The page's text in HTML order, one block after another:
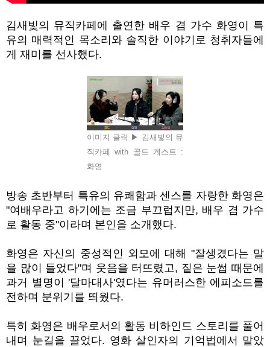
김새빛의 뮤직카페에 출연한 배우 겸 가수 화영이 특
유의 매력적인 목소리와 솔직한 이야기로 청취자들에
게 재미를 선사했다.
이미지 클릭 ▶ 김새빛의 뮤
직카페 with 골드 게스트 :
화영
방송 초반부터 특유의 유쾌함과 센스를 자랑한 화영은
"여배우라고 하기에는 조금 부끄럽지만, 배우 겸 가수
로 활동 중"이라며 본인을 소개했다.
화영은 자신의 중성적인 외모에 대해 "잘생겼다는 말
을 많이 들었다"며 웃음을 터뜨렸고, 짙은 눈썹 때문에
과거 별명이 '달마대사'였다는 유머러스한 에피소드를
전하며 분위기를 띄웠다.
특히 화영은 배우로서의 활동 비하인드 스토리를 풀어
내며 눈길을 끌었다. 영화 살인자의 기억법에서 맡았